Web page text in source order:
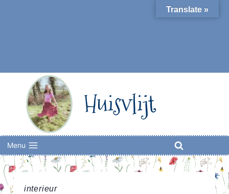
Huisvlijt
Menu
interieur
Translate »